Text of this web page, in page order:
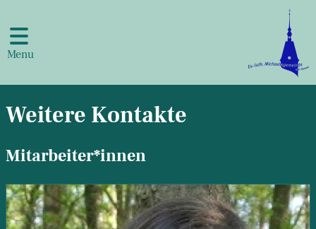
Menu
Weitere Kontakte
Mitarbeiter*innen